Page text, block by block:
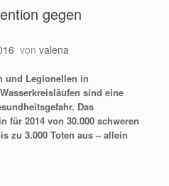
gegen
von valena
und Legionellen in
sind eine
Das
für 2014 von 30.000 schweren
zu 3.000 Toten aus – allein